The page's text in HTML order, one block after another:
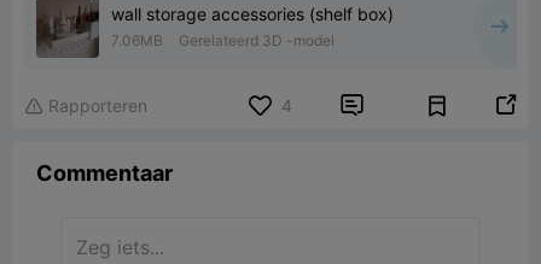
wall storage accessories (shelf box)
7.06MB Gerelateerd 3D -model
 Rapporteren 4  
Commentaar